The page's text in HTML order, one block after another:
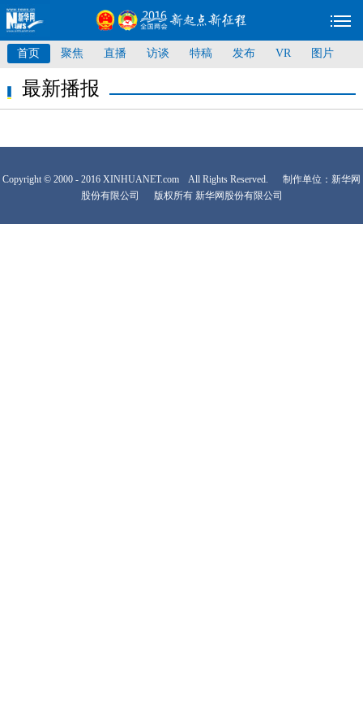
首页 聚焦 直播 访谈 特稿 发布 VR 图片
最新播报
Copyright © 2000 - 2016 XINHUANET.com All Rights Reserved. 制作单位：新华网
股份有限公司 版权所有 新华网股份有限公司